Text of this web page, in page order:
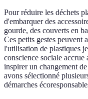
Pour réduire les déchets
d'embarquer des
gourde, des couverts en
Ces petits gestes peuvent
l'utilisation de plastiques
conscience sociale accrue
inspirer un changement
avons sélectionné
démarches